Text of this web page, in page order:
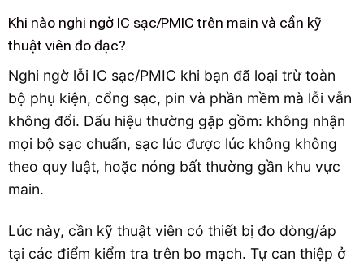
Khi nào nghi ngờ IC sạc/PMIC trên main và cần kỹ
thuật viên đo đạc?
Nghi ngờ lỗi IC sạc/PMIC khi bạn đã loại trừ toàn
bộ phụ kiện, cổng sạc, pin và phần mềm mà lỗi vẫn
không đổi. Dấu hiệu thường gặp gồm: không nhận
mọi bộ sạc chuẩn, sạc lúc được lúc không không
theo quy luật, hoặc nóng bất thường gần khu vực
main.
Lúc này, cần kỹ thuật viên có thiết bị đo dòng/áp
tại các điểm kiểm tra trên bo mạch. Tự can thiệp ở